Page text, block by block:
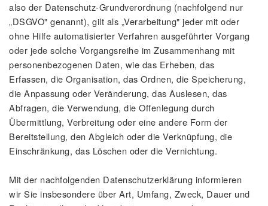
also der Datenschutz-Grundverordnung (nachfolgend nur
„DSGVO" genannt), gilt als „Verarbeitung" jeder mit oder
ohne Hilfe automatisierter Verfahren ausgeführter Vorgang
oder jede solche Vorgangsreihe im Zusammenhang mit
personenbezogenen Daten, wie das Erheben, das
Erfassen, die Organisation, das Ordnen, die Speicherung,
die Anpassung oder Veränderung, das Auslesen, das
Abfragen, die Verwendung, die Offenlegung durch
Übermittlung, Verbreitung oder eine andere Form der
Bereitstellung, den Abgleich oder die Verknüpfung, die
Einschränkung, das Löschen oder die Vernichtung.
Mit der nachfolgenden Datenschutzerklärung informieren
wir Sie insbesondere über Art, Umfang, Zweck, Dauer und